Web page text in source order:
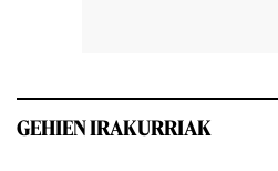
GEHIEN IRAKURRIAK